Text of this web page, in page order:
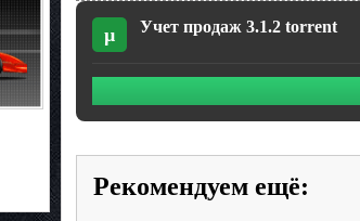
µ Учет продаж 3.1.2 torrent
Рекомендуем ещё: